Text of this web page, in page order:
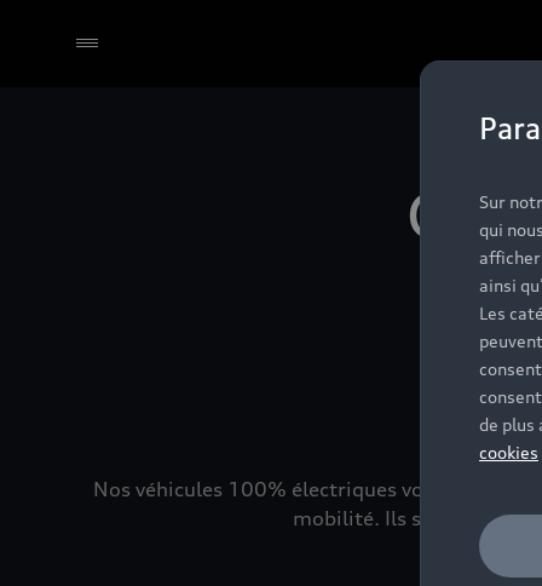
Nos véhicules 100% électriques vous offrent
mobilité. Ils se
Sur
qui
ainsi
Les
de plus
cookies